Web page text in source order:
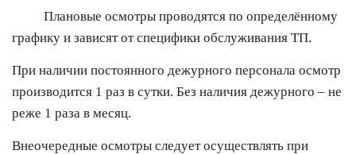
Плановые осмотры проводятся по определённому
графику и зависят от специфики обслуживания ТП.
При наличии постоянного дежурного персонала осмотр
производится 1 раз в сутки. Без наличия дежурного – не
реже 1 раза в месяц.
Внеочередные осмотры следует осуществлять при